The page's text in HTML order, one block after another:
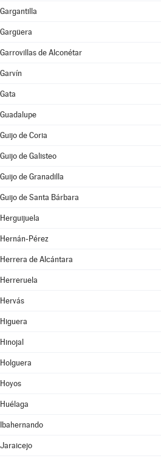
Gargantilla
Gargüera
Garrovillas de Alconétar
Garvín
Gata
Guadalupe
Guijo de Coria
Guijo de Galisteo
Guijo de Granadilla
Guijo de Santa Bárbara
Herguijuela
Hernán-Pérez
Herrera de Alcántara
Herreruela
Hervás
Higuera
Hinojal
Holguera
Hoyos
Huélaga
Ibahernando
Jaraicejo